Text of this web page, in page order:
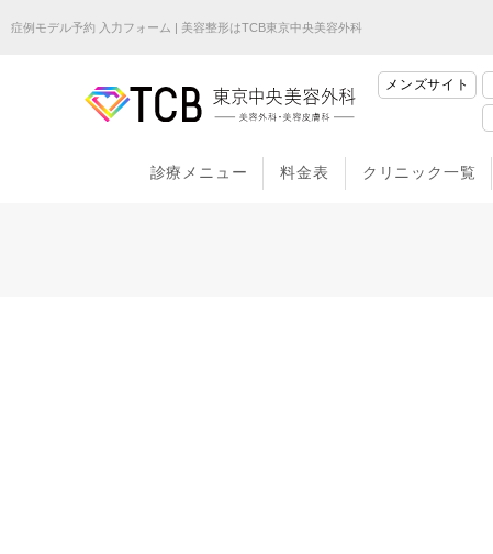
症例モデル予約 入力フォーム | 美容整形はTCB東京中央美容外科
メンズサイト
診療メニュー 料金表 クリニック一覧